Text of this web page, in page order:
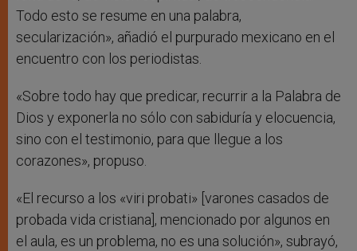
Todo esto se resume en una palabra,
secularización», añadió el purpurado mexicano en el
encuentro con los periodistas.
«Sobre todo hay que predicar, recurrir a la Palabra de
Dios y exponerla no sólo con sabiduría y elocuencia,
sino con el testimonio, para que llegue a los
corazones», propuso.
«El recurso a los «viri probati» [varones casados de
probada vida cristiana], mencionado por algunos en
el aula, es un problema, no es una solución», subrayó,